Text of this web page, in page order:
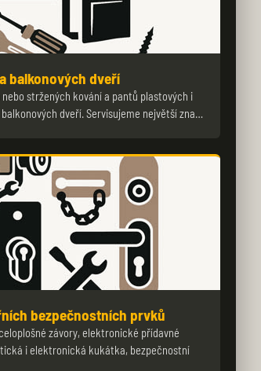
balkonových dveří
nebo stržených kování a pantů plastových i
dveří. Servisujeme největší zna…
bezpečnostních prvků
závory, elektronické přídavné
i elektronická kukátka, bezpečnostní